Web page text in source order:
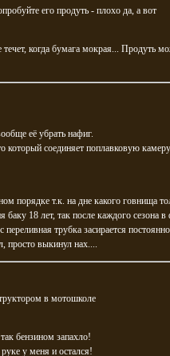
его продуть - плохо да, а вот
когда бумага мокрая... Продуть
её убрать нафиг.
который соединяет поплавковую
порядке т.к. на дне какого говнища
18 лет, так после каждого сезона в
трубка засирается
просто выкинул нах....
в мотошколе
бензином запахло!
у меня и остался!